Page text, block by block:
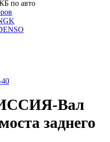
по авто
Вал
заднего